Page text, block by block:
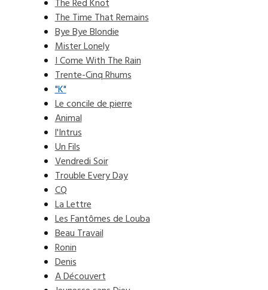
The Red Knot
The Time That Remains
Bye Bye Blondie
Mister Lonely
I Come With The Rain
Trente-Cinq Rhums
"K"
Le concile de pierre
Animal
l'Intrus
Un Fils
Vendredi Soir
Trouble Every Day
CQ
La Lettre
Les Fantômes de Louba
Beau Travail
Ronin
Denis
A Découvert